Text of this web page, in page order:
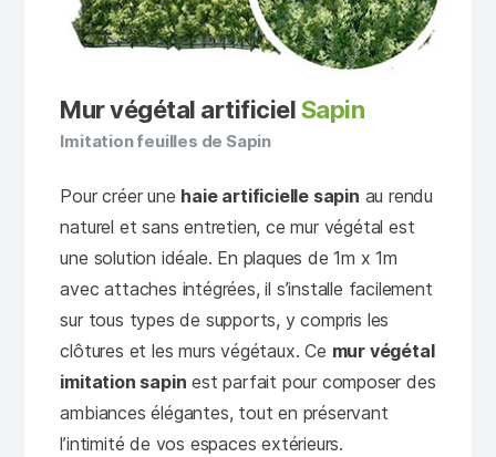
Mur végétal artificielSapin
Imitation feuilles de Sapin
Pour créer une haie artificielle sapin au rendu
naturel et sans entretien, ce mur végétal est
une solution idéale. En plaques de 1m x 1m
avec attaches intégrées, il s’installe facilement
sur tous types de supports, y compris les
clôtures et les murs végétaux. Ce mur végétal
imitation sapin est parfait pour composer des
ambiances élégantes, tout en préservant
l’intimité de vos espaces extérieurs.